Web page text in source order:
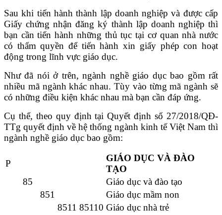
Sau khi tiến hành thành lập doanh nghiệp và được cấp
Giấy chứng nhận đăng ký thành lập doanh nghiệp thì
bạn cần tiến hành những thủ tục tại cơ quan nhà nước
có thẩm quyền để tiến hành xin giấy phép con hoạt
động trong lĩnh vực giáo dục.
Như đã nói ở trên, ngành nghề giáo dục bao gồm rất
nhiều mã ngành khác nhau. Tùy vào từng mã ngành sẽ
có những điều kiện khác nhau mà bạn cần đáp ứng.
Cụ thể, theo quy định tại Quyết định số 27/2018/QĐ-
TTg quyết định về hệ thống ngành kinh tế Việt Nam thì
ngành nghề giáo dục bao gồm:
P
GIÁO DỤC VÀ ĐÀO
TẠO
85
Giáo dục và đào tạo
851
Giáo dục mầm non
8511 85110 Giáo dục nhà trẻ